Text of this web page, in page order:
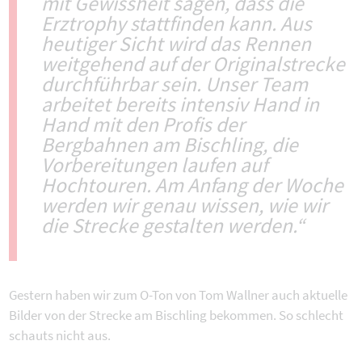
Erztrophy stattfinden kann. Aus
heutiger Sicht wird das Rennen
weitgehend auf der Originalstrecke
durchführbar sein. Unser Team
arbeitet bereits intensiv Hand in
Hand mit den Profis der
Bergbahnen am Bischling, die
Vorbereitungen laufen auf
Hochtouren. Am Anfang der Woche
werden wir genau wissen, wie wir
die Strecke gestalten werden.“
Gestern haben wir zum O-Ton von Tom Wallner auch aktuelle
Bilder von der Strecke am Bischling bekommen. So schlecht
schauts nicht aus.